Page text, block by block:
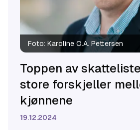
Foto: Karoline O.A. Pettersen
Toppen av
store forskjeller
kjønnene
19.12.2024